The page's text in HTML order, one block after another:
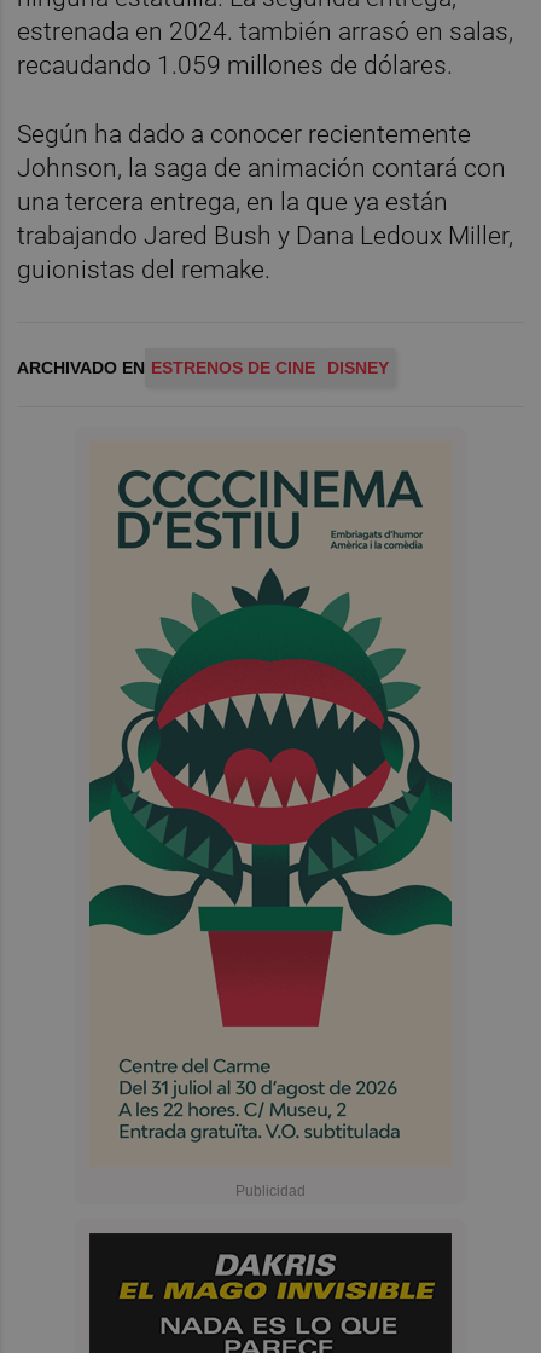
estrenada en 2024. también arrasó en salas,
recaudando 1.059 millones de dólares.
Según ha dado a conocer recientemente
Johnson, la saga de animación contará con
una tercera entrega, en la que ya están
trabajando Jared Bush y Dana Ledoux Miller,
guionistas del remake.
ARCHIVADO EN ESTRENOS DE CINE DISNEY